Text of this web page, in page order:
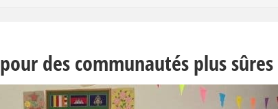
des communautés plus sûres